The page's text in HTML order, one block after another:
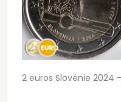
2 euros Slovénie 2024